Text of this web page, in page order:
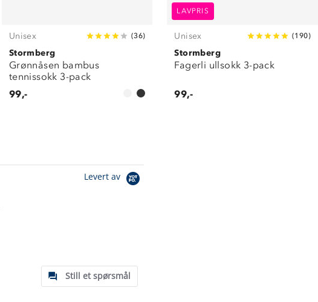
Unisex (36)
Stormberg
Grønnåsen bambus
tennissokk 3-pack
99,-
LAVPRIS
Unisex (190)
Stormberg
Fagerli ullsokk 3-pack
99,-
Levert av
Still et spørsmål